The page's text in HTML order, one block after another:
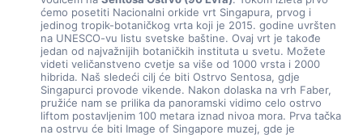
ćemo posetiti Nacionalni orkide vrt Singapura, prvog i
jedinog tropik-botaničkog vrta koji je 2015. godine uvršten
na UNESCO-vu listu svetske baštine. Ovaj vrt je takođe
jedan od najvažnijih botaničkih instituta u svetu. Možete
videti veličanstveno cvetje sa više od 1000 vrsta i 2000
hibrida. Naš sledeći cilј će biti Ostrvo Sentosa, gdje
Singapurci provode vikende. Nakon dolaska na vrh Faber,
pružiće nam se prilika da panoramski vidimo celo ostrvo
liftom postavljenim 100 metara iznad nivoa mora. Prva tačka
na ostrvu će biti Image of Singapore muzej, gde je